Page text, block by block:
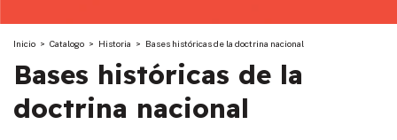
Inicio > Catalogo > Historia > Bases históricas de la doctrina nacional
Bases históricas de la
doctrina nacional